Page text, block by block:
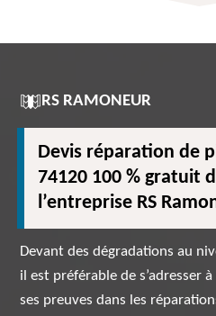
RS RAMONEUR
Devis réparation de
74120 100 % gratuit
l’entreprise RS
Devant des dégradations au
il est préférable de s’adresser
ses preuves dans les